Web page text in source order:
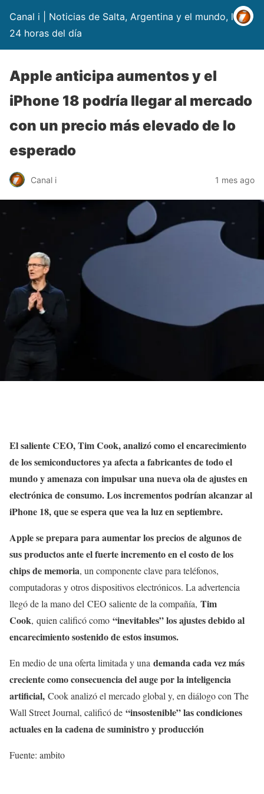
Canal i | Noticias de Salta, Argentina y el mundo, las
24 horas del día
Apple anticipa aumentos y el
iPhone 18 podría llegar al mercado
con un precio más elevado de lo
esperado
Canal i 1 mes ago
El saliente CEO, Tim Cook, analizó como el encarecimiento
de los semiconductores ya afecta a fabricantes de todo el
mundo y amenaza con impulsar una nueva ola de ajustes en
electrónica de consumo. Los incrementos podrían alcanzar al
iPhone 18, que se espera que vea la luz en septiembre.
Apple se prepara para aumentar los precios de algunos de
sus productos ante el fuerte incremento en el costo de los
chips de memoria, un componente clave para teléfonos,
computadoras y otros dispositivos electrónicos. La advertencia
llegó de la mano del CEO saliente de la compañía, Tim
Cook, quien calificó como “inevitables” los ajustes debido al
encarecimiento sostenido de estos insumos.
En medio de una oferta limitada y una demanda cada vez más
creciente como consecuencia del auge por la inteligencia
artificial, Cook analizó el mercado global y, en diálogo con The
Wall Street Journal, calificó de “insostenible” las condiciones
actuales en la cadena de suministro y producción
Fuente: ambito